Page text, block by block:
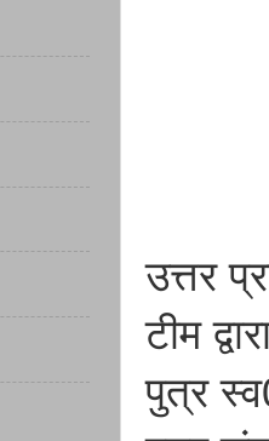
उत्तर
टीम
पुत्र